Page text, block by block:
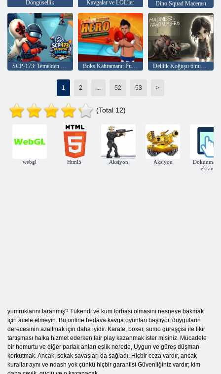
Döngüsellik Kavgalar ve LOL'ler Dino Squad Macerası
SCP-173: Temelden Kaçış Boks Kahramanı: Punch Şampiyonu Delilik Koğuşu 6 numara
1 2 ... 52 53 >
(Total 12)
webgl Html5 Aksiyon Aksiyon
Dokunmatik
ekran
yumruklarını taranmış? Tükendi ve kum torbası olmasını nesneye bakmak
için acele etmeyin. Bu online bedava kavga oyunları başlıyor, duyguların
derecesinin azaltmak için daha iyidir. Karate, boxer, sumo güreşçisi ile fikir
tartışması halka hizmet ederken fair play kazanmak ister misiniz. Mücadele
bir homurtu ve diğer parlak anları eşlik nerede, Uygun ve güreş düşman
korkutmak. Ancak, sokak savaşları da sağladı. Hiçbir ceza vardır, ancak
kurallar aynı ve ndash yok çünkü hiçbir garantisi Güvenliğiniz vardır; kim